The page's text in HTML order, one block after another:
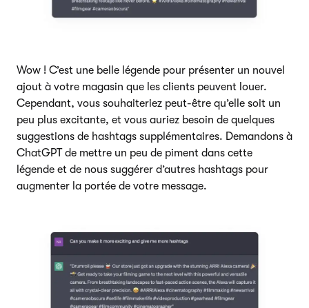
Wow ! C’est une belle légende pour présenter un nouvel
ajout à votre magasin que les clients peuvent louer.
Cependant, vous souhaiteriez peut-être qu’elle soit un
peu plus excitante, et vous auriez besoin de quelques
suggestions de hashtags supplémentaires. Demandons à
ChatGPT de mettre un peu de piment dans cette
légende et de nous suggérer d’autres hashtags pour
augmenter la portée de votre message.